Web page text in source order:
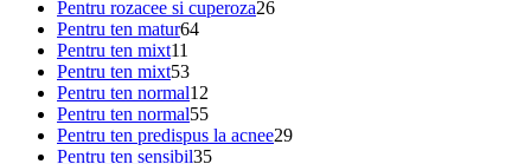
produse
Pentru rozacee si cuperoza2626
Pentru ten matur6464
Pentru ten mixt11
produse
Pentru ten mixt5353
de
produse
Pentru ten normal12
produse
Pentru ten normal5555
de
produse
Pentru ten predispus la acnee2929
Pentru ten sensibil3535